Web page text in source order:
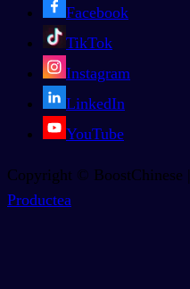
Facebook
TikTok
Instagram
LinkedIn
YouTube
Copyright © BoostChinese |
Productea